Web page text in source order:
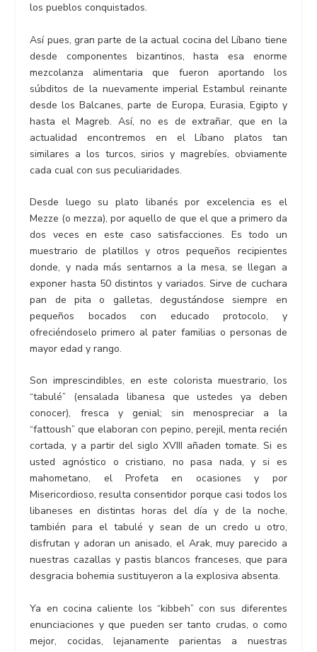
los pueblos conquistados.
Así pues, gran parte de la actual cocina del Líbano tiene
desde componentes bizantinos, hasta esa enorme
mezcolanza alimentaria que fueron aportando los
súbditos de la nuevamente imperial Estambul reinante
desde los Balcanes, parte de Europa, Eurasia, Egipto y
hasta el Magreb. Así, no es de extrañar, que en la
actualidad encontremos en el Líbano platos tan
similares a los turcos, sirios y magrebíes, obviamente
cada cual con sus peculiaridades.
Desde luego su plato libanés por excelencia es el
Mezze (o mezza), por aquello de que el que a primero da
dos veces en este caso satisfacciones. Es todo un
muestrario de platillos y otros pequeños recipientes
donde, y nada más sentarnos a la mesa, se llegan a
exponer hasta 50 distintos y variados. Sirve de cuchara
pan de pita o galletas, degustándose siempre en
pequeños bocados con educado protocolo, y
ofreciéndoselo primero al pater familias o personas de
mayor edad y rango.
Son imprescindibles, en este colorista muestrario, los
“tabulé” (ensalada libanesa que ustedes ya deben
conocer), fresca y genial; sin menospreciar a la
“fattoush” que elaboran con pepino, perejil, menta recién
cortada, y a partir del siglo XVIII añaden tomate. Si es
usted agnóstico o cristiano, no pasa nada, y si es
mahometano, el Profeta en ocasiones y por
Misericordioso, resulta consentidor porque casi todos los
libaneses en distintas horas del día y de la noche,
también para el tabulé y sean de un credo u otro,
disfrutan y adoran un anisado, el Arak, muy parecido a
nuestras cazallas y pastis blancos franceses, que para
desgracia bohemia sustituyeron a la explosiva absenta.
Ya en cocina caliente los “kibbeh” con sus diferentes
enunciaciones y que pueden ser tanto crudas, o como
mejor, cocidas, lejanamente parientas a nuestras